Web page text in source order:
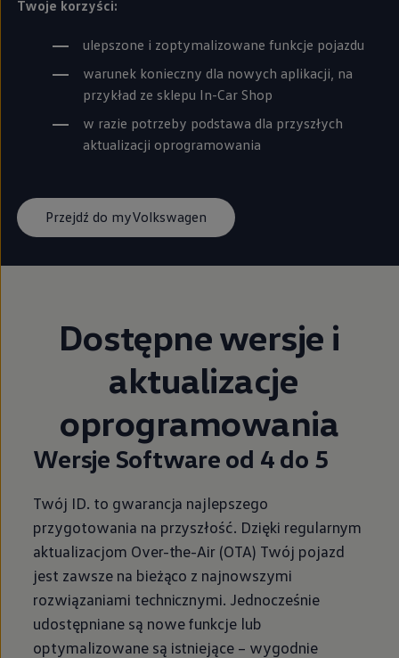
Twoje korzyści:
ulepszone i zoptymalizowane funkcje pojazdu
warunek konieczny dla nowych aplikacji, na
przykład ze sklepu In-Car Shop
w razie potrzeby podstawa dla przyszłych
aktualizacji oprogramowania
Przejdź do myVolkswagen
Dostępne wersje i
aktualizacje
oprogramowania
Wersje Software od 4 do 5
Twój ID. to gwarancja najlepszego
przygotowania na przyszłość. Dzięki regularnym
aktualizacjom Over-the-Air (OTA) Twój pojazd
jest zawsze na bieżąco z najnowszymi
rozwiązaniami technicznymi. Jednocześnie
udostępniane są nowe funkcje lub
optymalizowane są istniejące – wygodnie